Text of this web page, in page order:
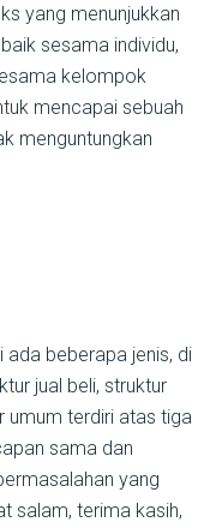
yang menunjukkan
sesama individu,
kelompok
mencapai sebuah
menguntungkan
beberapa jenis, di
jual beli, struktur
umum terdiri atas tiga
sama dan
yang
salam, terima kasih,